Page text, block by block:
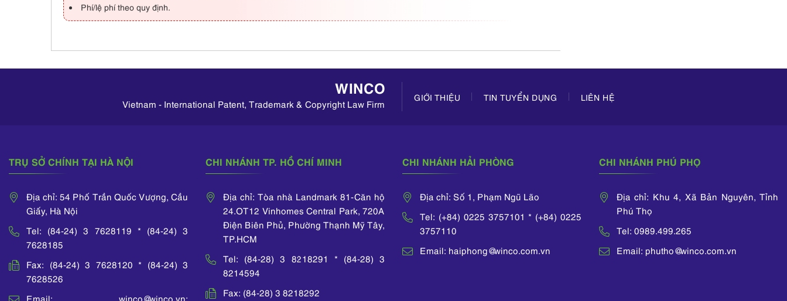
Phí/lệ phí theo quy định.
WINCO
Vietnam - International Patent, Trademark & Copyright Law Firm
GIỚI THIỆU TIN TUYỂN DỤNG LIÊN HỆ
TRỤ SỞ CHÍNH TẠI HÀ NỘI
Địa chỉ: 54 Phố Trần Quốc Vượng, Cầu
Giấy, Hà Nội
Tel: (84-24) 3 7628119 * (84-24) 3
7628185
Fax: (84-24) 3 7628120 * (84-24) 3
7628526
Email: winco@winco.vn;
CHI NHÁNH TP. HỒ CHÍ MINH
Địa chỉ: Tòa nhà Landmark 81-Căn hộ
24.OT12 Vinhomes Central Park, 720A
Điện Biên Phủ, Phường Thạnh Mỹ Tây,
TP.HCM
Tel: (84-28) 3 8218291 * (84-28) 3
8214594
Fax: (84-28) 3 8218292
CHI NHÁNH HẢI PHÒNG
Địa chỉ: Số 1, Phạm Ngũ Lão
Tel: (+84) 0225 3757101 * (+84) 0225
3757110
Email: haiphong@winco.com.vn
CHI NHÁNH PHÚ PHỌ
Địa chỉ: Khu 4, Xã Bản Nguyên, Tỉnh
Phú Thọ
Tel: 0989.499.265
Email: phutho@winco.com.vn